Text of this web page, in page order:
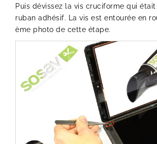
Puis dévissez la vis cruciforme qui
ruban adhésif. La vis est entourée en
ème photo de cette étape.